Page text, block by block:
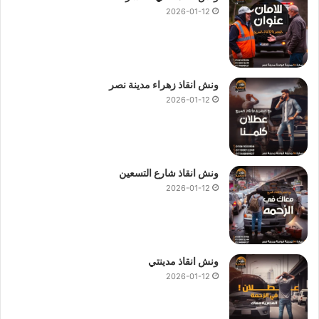
فتح قفل السيارة :
اذا نسيت المفتاح داخل السيارة او اذا كنت تريد فتح اقفال سيارتك
فنحن نساعدك علي فتح السيارة باحدث وسائل فتح السيارات
باستخدام احدث التقنيات دون ايذاء السيارة.
اسرع ونش انقاذ علي الطريق الدائري
ونش انقاذ الطريق الدائري
لاننااسرع ونش انقاذ سيارات علي الطريق الدائري
غضون دقائق معدودة من اتصالك بنا علي
الدائري 01144849927
01094833093ليصلك
تليفون ونش انقاذ الطريق الدائري
2026-01-12
ونش انقاذ زهراء مدينة نصر
2026-01-12
ونش انقاذ شارع التسعين
2026-01-12
ونش انقاذ مدينتي
2026-01-12